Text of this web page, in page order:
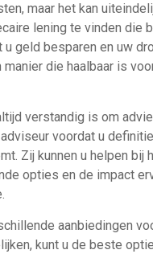
maar het kan
lening te vinden die
u geld besparen en uw
die haalbaar is
verstandig is om
voordat u
Zij kunnen u helpen bij
opties en de impact
aanbiedingen
kunt u de beste